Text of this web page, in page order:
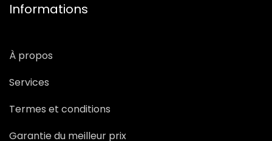
Informations
À propos
Services
Termes et conditions
Garantie du meilleur prix